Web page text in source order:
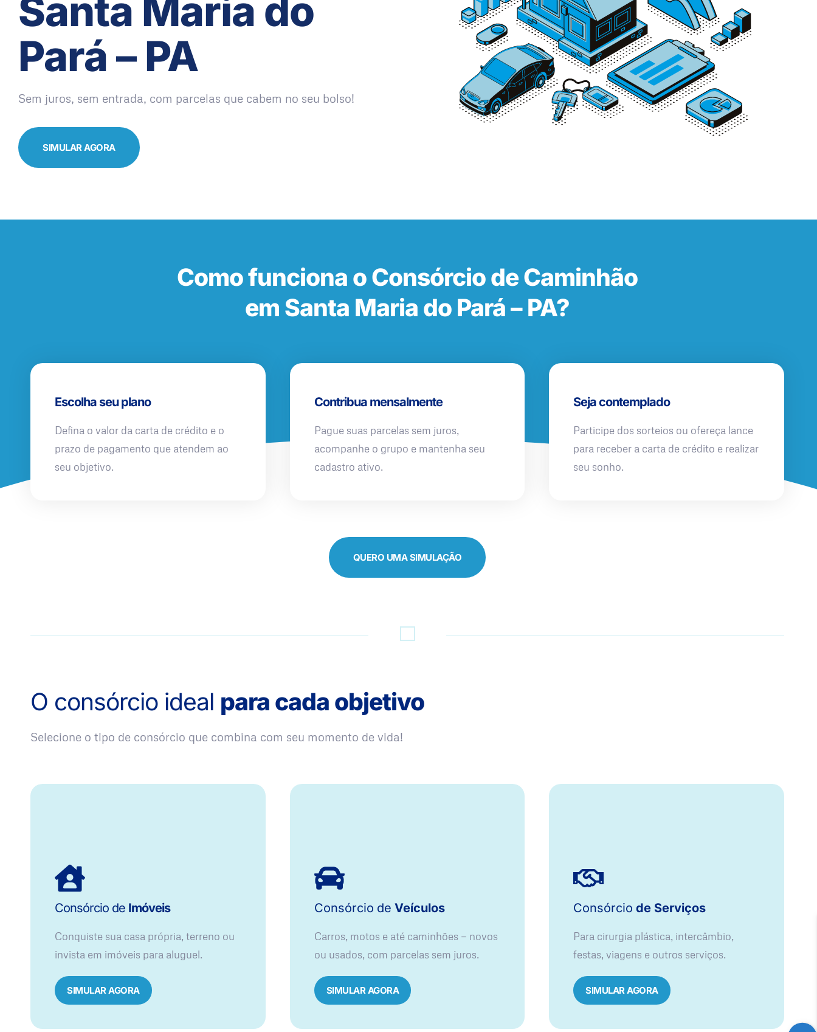
Santa Maria do
Pará – PA
Sem juros, sem entrada, com parcelas que cabem no seu bolso!
SIMULAR AGORA
Como funciona o Consórcio de Caminhão
em Santa Maria do Pará – PA?
Escolha seu plano
Defina o valor da carta de crédito e o
prazo de pagamento que atendem ao
seu objetivo.
Contribua mensalmente
Pague suas parcelas sem juros,
acompanhe o grupo e mantenha seu
cadastro ativo.
Seja contemplado
Participe dos sorteios ou ofereça lance
para receber a carta de crédito e realizar
seu sonho.
QUERO UMA SIMULAÇÃO
O consórcio ideal para cada objetivo
Selecione o tipo de consórcio que combina com seu momento de vida!
Consórcio de Imóveis
Conquiste sua casa própria, terreno ou
invista em imóveis para aluguel.
SIMULAR AGORA​
Consórcio de Veículos
Carros, motos e até caminhões — novos
ou usados, com parcelas sem juros.
SIMULAR AGORA
Consórcio de Serviços
Para cirurgia plástica, intercâmbio,
festas, viagens e outros serviços.
SIMULAR AGORA